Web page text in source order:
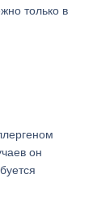
только в
он